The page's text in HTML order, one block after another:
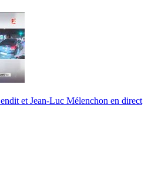
et Jean-Luc Mélenchon en direct